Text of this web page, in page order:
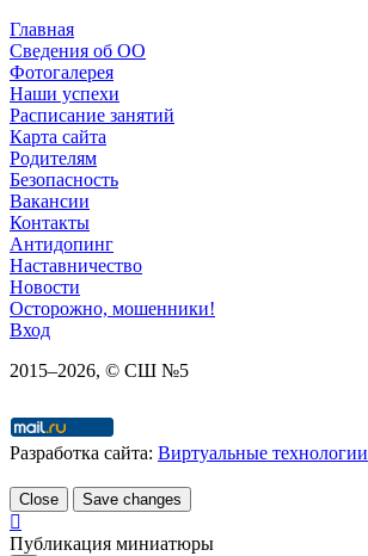
Главная
Сведения об ОО
Фотогалерея
Наши успехи
Расписание занятий
Карта сайта
Родителям
Безопасность
Вакансии
Контакты
Антидопинг
Наставничество
Новости
Осторожно, мошенники!
Вход
2015–2026, © СШ №5
Разработка сайта: Виртуальные технологии
Close Save changes
Публикация миниатюры